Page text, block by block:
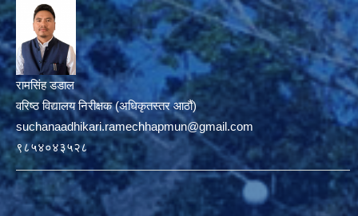
रामसिंह डडाल
वरिष्ठ विद्यालय निरीक्षक (अधिकृतस्तर आठौं)
suchanaadhikari.ramechhapmun@gmail.com
९८५४०४३५२८